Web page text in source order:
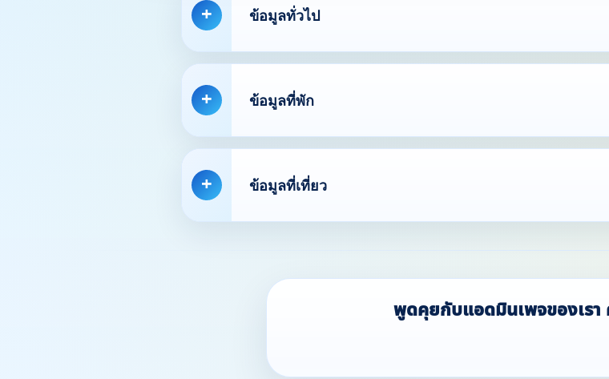
Verified &
ข้อมูลทั่วไป
ข้อมูลที่พัก
ข้อมูลที่เที่ยว
พูดคุยกับแอดมินเพจของเรา